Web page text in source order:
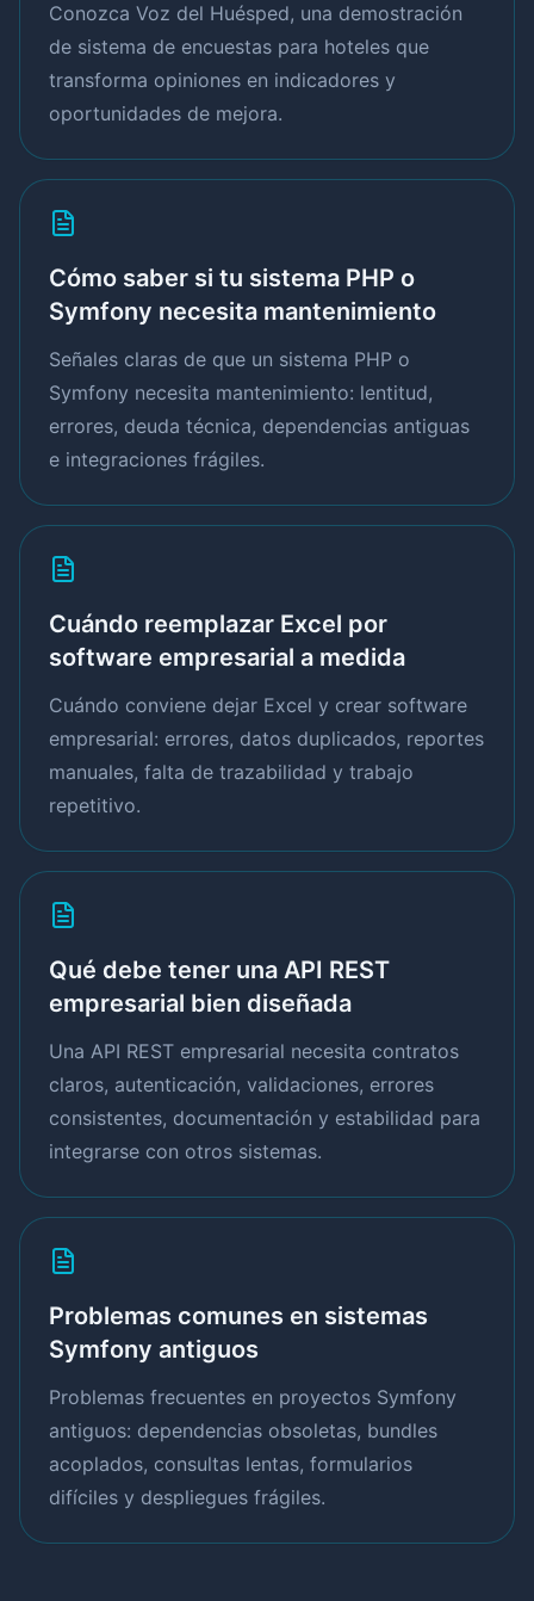
Conozca Voz del Huésped, una demostración
de sistema de encuestas para hoteles que
transforma opiniones en indicadores y
oportunidades de mejora.
Cómo saber si tu sistema PHP o
Symfony necesita mantenimiento
Señales claras de que un sistema PHP o
Symfony necesita mantenimiento: lentitud,
errores, deuda técnica, dependencias antiguas
e integraciones frágiles.
Cuándo reemplazar Excel por
software empresarial a medida
Cuándo conviene dejar Excel y crear software
empresarial: errores, datos duplicados, reportes
manuales, falta de trazabilidad y trabajo
repetitivo.
Qué debe tener una API REST
empresarial bien diseñada
Una API REST empresarial necesita contratos
claros, autenticación, validaciones, errores
consistentes, documentación y estabilidad para
integrarse con otros sistemas.
Problemas comunes en sistemas
Symfony antiguos
Problemas frecuentes en proyectos Symfony
antiguos: dependencias obsoletas, bundles
acoplados, consultas lentas, formularios
difíciles y despliegues frágiles.